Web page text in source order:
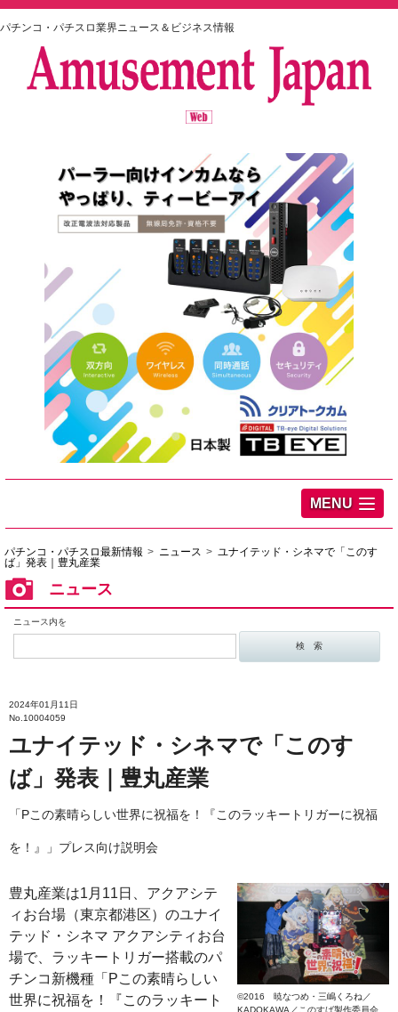
パチンコ・パチスロ業界ニュース＆ビジネス情報
MENU
パチンコ・パチスロ最新情報 ニュース
ユナイテッド・シネマで「このす
ば」発表｜豊丸産業
ニュース
ニュース内を
2024年01月11日
No.10004059
ユナイテッド・シネマで「このす
ば」発表｜豊丸産業
「Pこの素晴らしい世界に祝福を！『このラッキートリガーに祝福
を！』」プレス向け説明会
©2016 暁なつめ・三嶋くろね／
KADOKAWA／このすば製作委員会
豊丸産業は1月11日、アクアシテ
ィお台場（東京都港区）のユナイ
テッド・シネマ アクアシティお台
場で、ラッキートリガー搭載のパ
チンコ新機種「Pこの素晴らしい
世界に祝福を！『このラッキート